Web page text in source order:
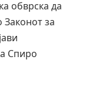
обврска да
Законот за
Спиро